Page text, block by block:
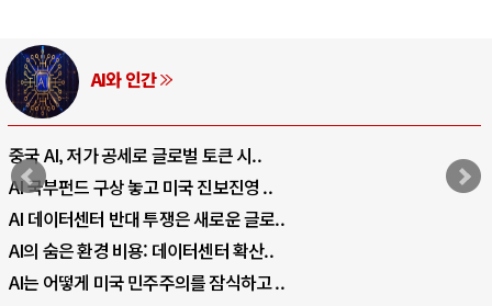
AI와 인간
중국 AI, 저가 공세로 글로벌 토큰 시..
AI 국부펀드 구상 놓고 미국 진보진영 ..
AI 데이터센터 반대 투쟁은 새로운 글로..
AI의 숨은 환경 비용: 데이터센터 확산..
AI는 어떻게 미국 민주주의를 잠식하고 ..